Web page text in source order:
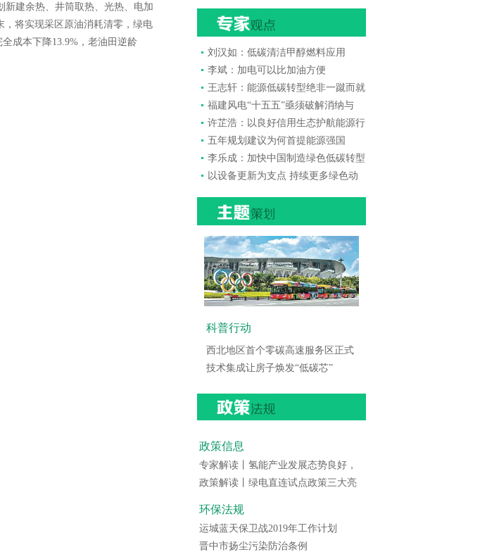
建余热、井筒取热、光热、电加
，将实现采区原油消耗清零，绿电
成本下降13.9%，老油田逆龄
刘汉如：低碳清洁甲醇燃料应用
李斌：加电可以比加油方便
王志轩：能源低碳转型绝非一蹴而就
福建风电“十五五”亟须破解消纳与
许芷浩：以良好信用生态护航能源行
五年规划建议为何首提能源强国
李乐成：加快中国制造绿色低碳转型
以设备更新为支点 持续更多绿色动
科普行动
西北地区首个零碳高速服务区正式
技术集成让房子焕发“低碳芯”
政策信息
专家解读丨氢能产业发展态势良好，
政策解读丨绿电直连试点政策三大亮
环保法规
运城蓝天保卫战2019年工作计划
晋中市扬尘污染防治条例